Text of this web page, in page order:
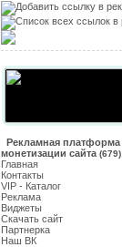
Рекламная платформа
монетизации сайта (679)
Главная
Контакты
VIP - Каталог
Реклама
Виджеты
Скачать сайт
Партнерка
Наш ВК